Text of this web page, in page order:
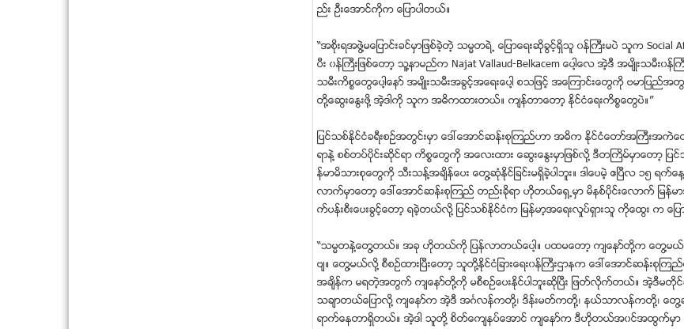
ည္း ဦးေအာင္ကိုက ေျပာပါတယ္။
“အစိုးရအဖြဲ႔မေျပာင္းခင္မွာျဖစ္ခဲ့တဲ့ သမၼတရဲ႕ ေျပာေရးဆုိခြင့္ရွိသူ ၀န္ႀကီးမပဲ သူက Social
ပီး ၀န္ႀကီးျဖစ္ေတာ့ သူ႔နာမည္က Najat Vallaud-Belkacem ေပါ့ေလ အဲ့ဒီ အမ်ိဳးသမီး၀
သမီးကိစၥေတြေပါ့ေနာ္ အမ်ိဳးသမီးအခြင့္အေရးေပါ့ စသျဖင့္ အေၾကာင္းေတြကို ဗမာျပည္အတ
တုိ႔ေဆြးေႏြးဖုိ႔ အဲ့ဒါကို သူက အဓိကထားတယ္။ က်န္တာေတာ့ ႏုိင္ငံေရးကိစၥေတြပဲ။”
ျပင္သစ္ႏုိင္ငံခရီးစဥ္အတြင္းမွာ ေဒၚေအာင္ဆန္းစုၾကည္ဟာ အဓိက ႏိုင္ငံေတာ္အႀကီးအကဲေ
ရာနဲ႔ စစ္တပ္ပိုင္းဆုိင္ရာ ကိစၥေတြကို အေလးထား ေဆြးေႏြးမွာျဖစ္လို႔ ဒီတႀကိမ္မွာေတာ့ ျပ
န္မာမိသားစုေတြကို သီးသန္႔အခ်ိန္ေပး ေတြ႔ဆံုႏုိင္ျခင္းမရွိခဲ့ပါဘူး။ ဒါေပမဲ့ ဧၿပီလ ၁၅ ရက္ေ
လာက္မွာေတာ့ ေဒၚေအာင္ဆန္းစုၾကည္ တည္းခိုရာ ဟိုတယ္ေရွ႕မွာ မိနစ္ပိုင္းေလာက္ ျမန္
က္ပန္းစီးေပးခြင့္ေတာ့ ရခဲ့တယ္လို႔ ျပင္သစ္ႏုိင္ငံက ျမန္မာ့အေရးလႈပ္ရွားသူ ကိုေထြး က ေျ
“သမၼတနဲ႔ေတြ႔တယ္။ အခု ဟိုတယ္ကို ျပန္လာတယ္ေပါ့။ ပထမေတာ့ က်ေနာ္တုိ႔က ေတြ႔မ
ဗ်။ ေတြ႔မယ္လို႔ စီစဥ္ထားၿပီးေတာ့ သူတို႔ႏုိင္ငံျခားေရး၀န္ႀကီးဌာနက ေဒၚေအာင္ဆန္းစုၾ
အခ်ိန္က မရတဲ့အတြက္ က်ေနာ္တုိ႔ကို မစီစဥ္ေပးႏိုင္ပါဘူးဆုိၿပီး ျဖတ္လိုက္တယ္။ အဲ့ဒီမတုိင္
သခ်ာတယ္ေျပာလို႔ က်ေနာ္က အဲ့ဒီ အဂၤလန္ကတို႔၊ ဒိန္းမတ္ကတို႔၊ နယ္သာလန္ကတို႔၊ ေတ
ရာက္ေနတာရွိတယ္။ အဲ့ဒါ သူတို႔ စိတ္ေက်နပ္ေအာင္ က်ေနာ္က ဒီဟိုတယ္အ၀င္အထြက္မွာ